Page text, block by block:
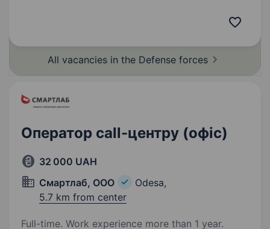
працювати з комп’ютерними системами…
All vacancies in the Defense forces
Оператор call-центру (офіс)
32 000 UAH
Смартлаб, ООО
Odesa,
5.7 km from center
Full-time. Work experience more than 1 year.